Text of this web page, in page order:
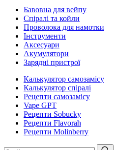
Бавовна для вейпу
Спіралі та койли
Проволока для намотки
Інструменти
Аксесуари
Акумулятори
Зарядні пристрої
Калькулятор самозамісу
Калькулятор спіралі
Рецепти самозамісу
Vape GPT
Рецепти Sobucky
Рецепти Flavorah
Рецепти Molinberry